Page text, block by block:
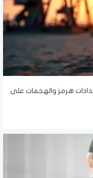
هرمز والهجمات على